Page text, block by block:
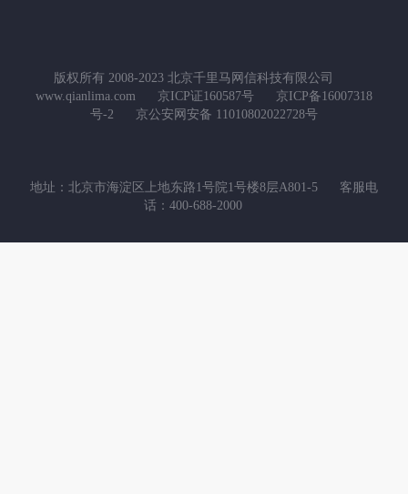
版权所有 2008-2023 北京千里马网信科技有限公司
www.qianlima.com
京ICP证160587号
京ICP备16007318
号-2
京公安网安备 11010802022728号
地址：北京市海淀区上地东路1号院1号楼8层A801-5
客服电
话：400-688-2000